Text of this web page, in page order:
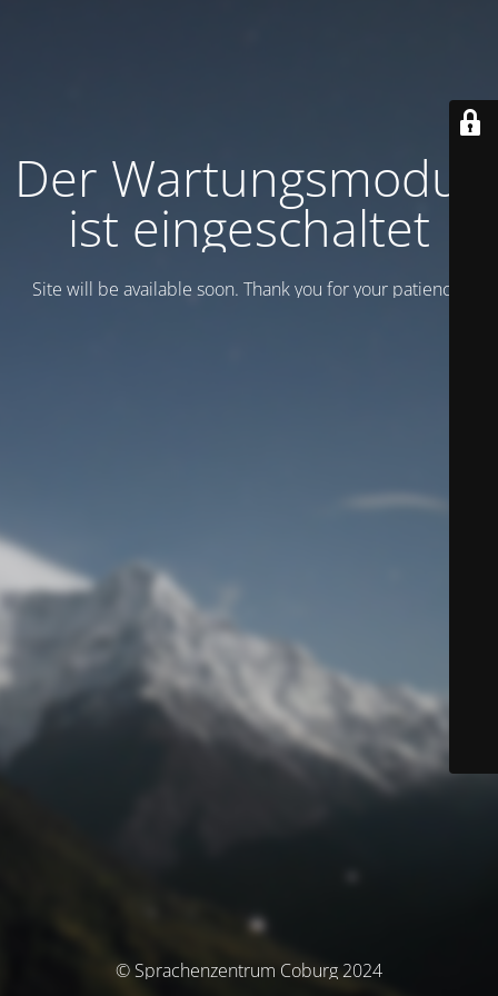
Der Wartungsmodus
ist eingeschaltet
Site will be available soon. Thank you for your patience!
© Sprachenzentrum Coburg 2024